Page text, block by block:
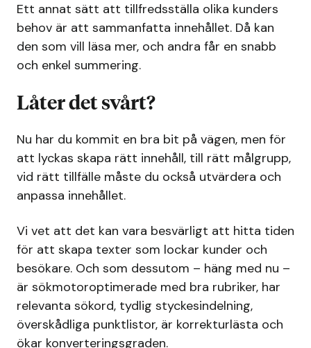
Ett annat sätt att tillfredsställa olika kunders
behov är att sammanfatta innehållet. Då kan
den som vill läsa mer, och andra får en snabb
och enkel summering.
Låter det svårt?
Nu har du kommit en bra bit på vägen, men för
att lyckas skapa rätt innehåll, till rätt målgrupp,
vid rätt tillfälle måste du också utvärdera och
anpassa innehållet.
Vi vet att det kan vara besvärligt att hitta tiden
för att skapa texter som lockar kunder och
besökare. Och som dessutom – häng med nu –
är sökmotoroptimerade med bra rubriker, har
relevanta sökord, tydlig styckesindelning,
överskådliga punktlistor, är korrekturlästa och
ökar konverteringsgraden.